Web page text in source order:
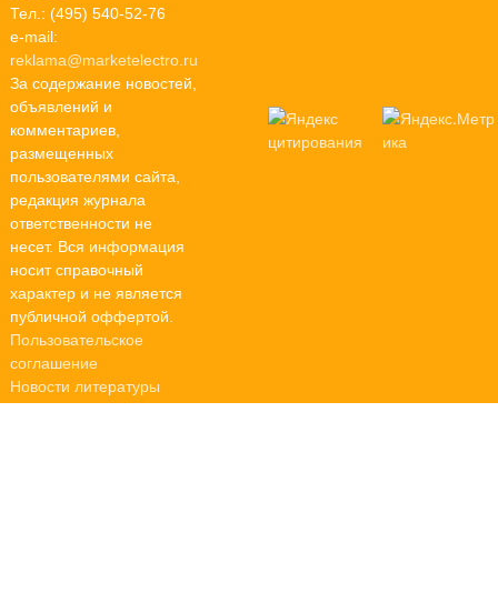
Тел.: (495) 540-52-76
e-mail:
reklama@marketelectro.ru
За содержание новостей,
объявлений и
комментариев,
размещенных
пользователями сайта,
редакция журнала
ответственности не
несет. Вся информация
носит справочный
характер и не является
публичной оффертой.
Пользовательское
соглашение
Новости литературы